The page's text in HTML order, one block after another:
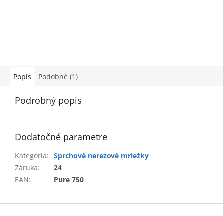
Popis Podobné (1)
Podrobný popis
Dodatočné parametre
Kategória: Sprchové nerezové mriežky
Záruka:
24
EAN: Pure 750
Z